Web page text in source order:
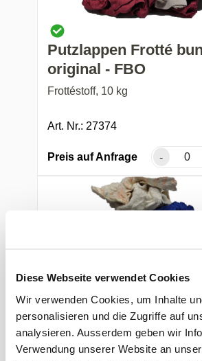
Diese Webseite verwendet Cookies
Wir verwenden Cookies, um Inhalte
personalisieren und die Zugriffe auf
analysieren. Ausserdem geben wir
Verwendung unserer Website an
Putzlappen Frotté
original - FBO
Frottéstoff, 10 kg
Art. Nr.: 27374
Preis auf Anfrage -
Putzlappen Frotté
Bademäntel - FBB